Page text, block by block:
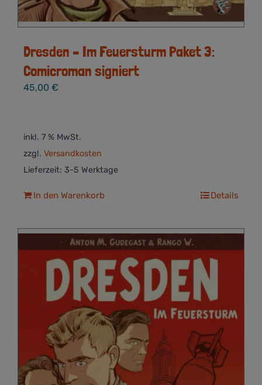
Dresden – Im Feuersturm Paket 3:
Comicroman signiert
45,00 €
inkl. 7 % MwSt.
zzgl. Versandkosten
Lieferzeit: 3-5 Werktage
In den Warenkorb Details